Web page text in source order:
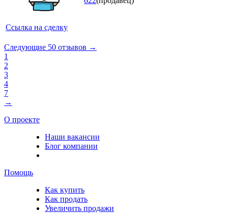
Ссылка на сделку
Следующие 50 отзывов →
1
2
3
4
7
→
О проекте
Наши вакансии
Блог компании
Помощь
Как купить
Как продать
Увеличить продажи